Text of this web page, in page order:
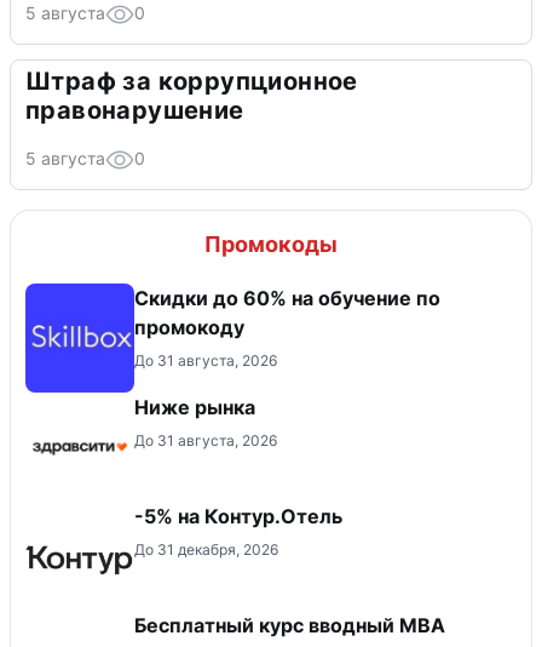
5 августа 0
Штраф за коррупционное
правонарушение
5 августа 0
Промокоды
Скидки до 60% на обучение по
промокоду
До 31 августа, 2026
Ниже рынка
До 31 августа, 2026
-5% на Контур.Отель
До 31 декабря, 2026
Бесплатный курс вводный МВА